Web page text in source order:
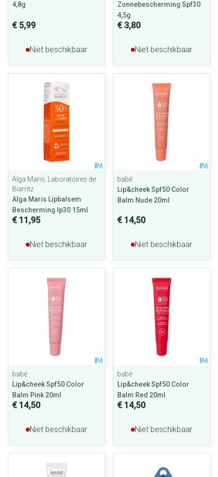
4,8g
€ 5,99
Niet beschikbaar
Zonnebescherming Spf30
4,5g
€ 3,80
Niet beschikbaar
Alga Maris, Laboratoires de
Biarritz
Alga Maris Lipbalsem
Bescherming Ip30 15ml
€ 11,95
Niet beschikbaar
babé
Lip&cheek Spf50 Color
Balm Nude 20ml
€ 14,50
Niet beschikbaar
babé
Lip&cheek Spf50 Color
Balm Pink 20ml
€ 14,50
Niet beschikbaar
babé
Lip&cheek Spf50 Color
Balm Red 20ml
€ 14,50
Niet beschikbaar